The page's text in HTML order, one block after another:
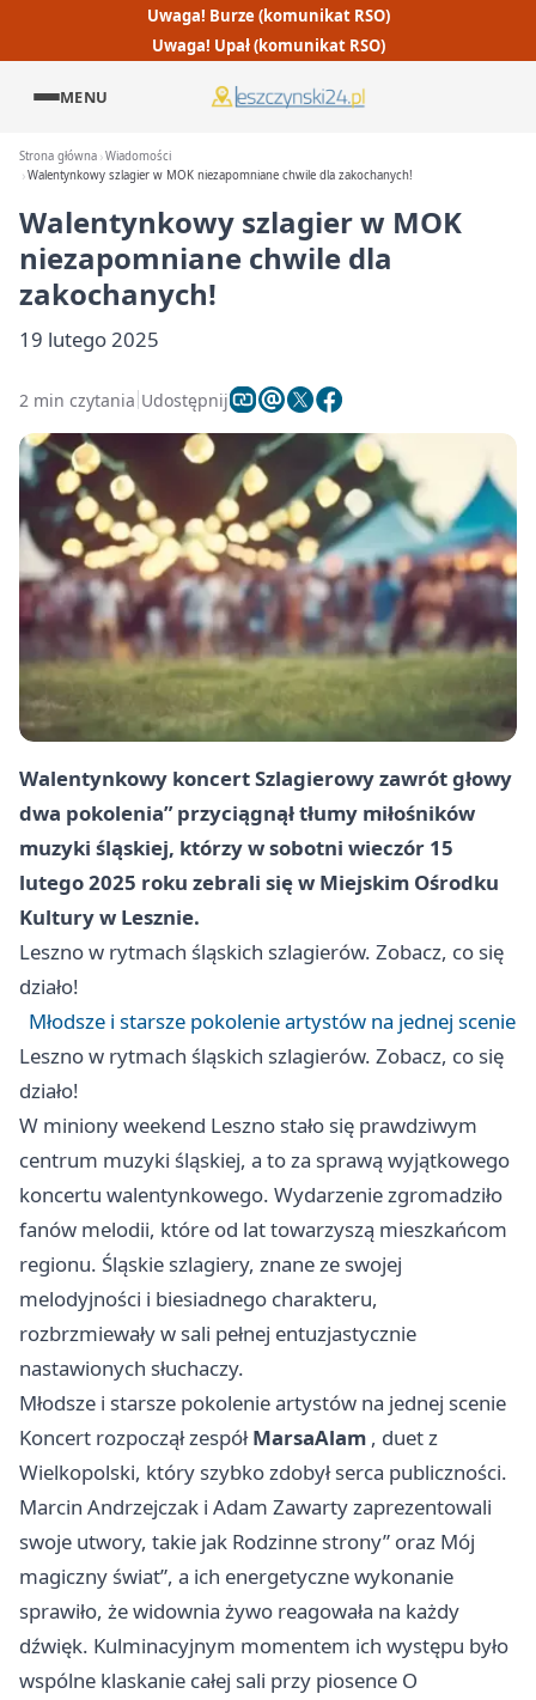
Uwaga! Burze (komunikat RSO)
Uwaga! Upał (komunikat RSO)
MENU
Strona główna Wiadomości
Walentynkowy szlagier w MOK niezapomniane chwile dla zakochanych!
Walentynkowy szlagier w MOK
niezapomniane chwile dla
zakochanych!
19 lutego 2025
2 min czytania Udostępnij
Walentynkowy koncert Szlagierowy zawrót głowy
dwa pokolenia” przyciągnął tłumy miłośników
muzyki śląskiej, którzy w sobotni wieczór 15
lutego 2025 roku zebrali się w Miejskim Ośrodku
Kultury w Lesznie.
Lesznow rytmach śląskich szlagierów. Zobacz, co się
działo!
Młodsze i starsze pokolenie artystów na jednej scenie
Lesznow rytmach śląskich szlagierów. Zobacz, co się
działo!
W miniony weekend Leszno stało się prawdziwym
centrum muzyki śląskiej, a to za sprawą wyjątkowego
koncertu walentynkowego. Wydarzenie zgromadziło
fanów melodii, które od lat towarzyszą mieszkańcom
regionu. Śląskie szlagiery, znane ze swojej
melodyjności i biesiadnego charakteru,
rozbrzmiewały w sali pełnej entuzjastycznie
nastawionych słuchaczy.
Młodsze i starsze pokolenie artystów na jednej scenie
Koncert rozpoczął zespółMarsaAlam , duet z
Wielkopolski, który szybko zdobył serca publiczności.
Marcin Andrzejczak i Adam Zawarty zaprezentowali
swoje utwory, takie jak Rodzinne strony” oraz Mój
magiczny świat”, a ich energetyczne wykonanie
sprawiło, że widownia żywo reagowała na każdy
dźwięk. Kulminacyjnym momentem ich występu było
wspólne klaskanie całej sali przy piosence O